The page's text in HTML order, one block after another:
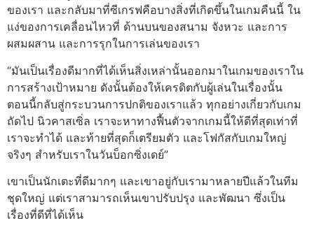
ของเรา และกลับมาที่ซีเกรฟคือบางสิ่งที่เกิดขึ้นในเกมคืนนี้ ใน
แง่ของการเคลื่อนไหวที่ ด้านบนของสนาม จังหวะ และการ
ผสมผสาน และการรุกในการเล่นของเรา
“มันเป็นเรื่องดีมากที่ได้เห็นสิ่งเหล่านั้นออกมาในเกมของเราใน
การสร้างเป้าหมาย ดังนั้นต้องให้เครดิตกับผู้เล่นในเรื่องนั้น
ตอนนี้กลับสู่กระบวนการปกติของเราแล้ว ทุกอย่างเกี่ยวกับเกม
ถัดไป นิวคาสเซิ่ล เราจะหาทางฟื้นตัวจากเกมนี้ให้ดีที่สุดเท่าที่
เราจะทำได้ และท้ายที่สุดก็เตรียมตัว และโฟกัสกับเกมใหญ่
จริงๆ สำหรับเราในวันบ็อกซิ่งเดย์”
เขาเป็นนักเตะที่ดีมากๆ และเขาอยู่กับเรามาหลายปีแล้วในทีม
ชุดใหญ่ แต่เราสามารถเห็นเขาปรับปรุง และพัฒนา ซึ่งเป็น
เรื่องที่ดีที่ได้เห็น